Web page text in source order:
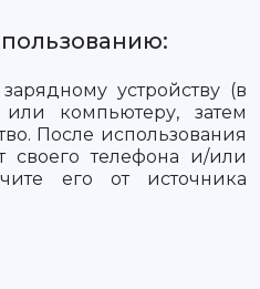
устройству (в
компьютеру, затем
После использования
своего телефона и/или
его от источника